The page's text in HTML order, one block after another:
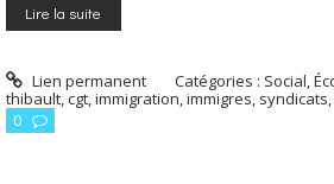
Lire la suite
Lien permanent Catégories : Social,
thibault,cgt,immigration,immigres, syndicats,
0